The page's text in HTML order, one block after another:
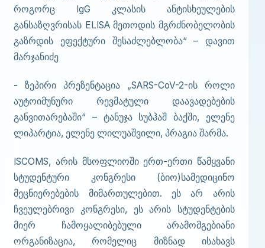
როგორც IgG კლასის ანტისხეულების
განსაზღვრისას ELISA მეთოდის მგრძნობელობის
გაზრდის ეფექტური შესაძლებლობა“ – დავით
მარჯანიძე
- ზეპირი პრეზენტაცია „SARS-CoV-2-ის როლი
აუტოიმუნური რევმატული დაავადებების
განვითარებაში“ – ტანუჯა სუბჰაშ ბაქში, ელენე
ლიპარტია, ელენე ლილუაშვილი, პრაგია შარმა.
ISCOMS, არის მსოფლიოში ერთ-ერთი წამყვანი
სტუდენტური კონგრესი (ბიო)სამედიცინო
მეცნიერებების მიმართულებით. ეს არ არის
ჩვეულებრივი კონგრესი, ეს არის სტუდენტების
მიერ ჩამოყალიბებული არამომგებიანი
ორგანიზაცია, რომელიც მიზნად ისახავს